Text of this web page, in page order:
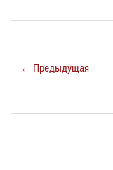
← Предыдущая